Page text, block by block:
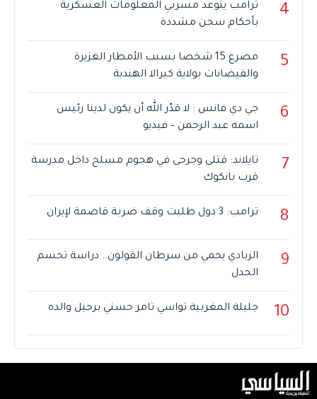
4
ترامب يتوعد مسربي المعلومات العسكرية
بأحكام سجن مشددة
5
مصرع 15 شخصا بسبب الأمطار الغزيرة
والفيضانات بولاية كيرالا الهندية
6
جي دي فانس : لا قدّر الله أن يكون لدينا رئيس
اسمه عبد الرحمن – فيديو
7
تايلاند: قتلى وجرحى في هجوم مسلح داخل مدرسة
قرب بانكوك
8 ترامب: 3 دول طلبت وقف ضربة قاصمة لإيران
9
الزبادي يحمي من سرطان القولون.. دراسة تحسم
الجدل
10 جليلة المغربية تواسي تامر حسني برحيل والده